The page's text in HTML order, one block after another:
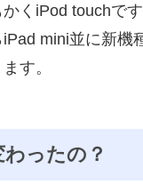
くiPod touchで
iPad mini並に新機
す。
ったの？